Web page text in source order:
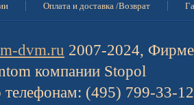
Оплата и доставка /Возврат
dvm.ru 2007-2024,
компании Stopol
телефонам: (495) 799-33-